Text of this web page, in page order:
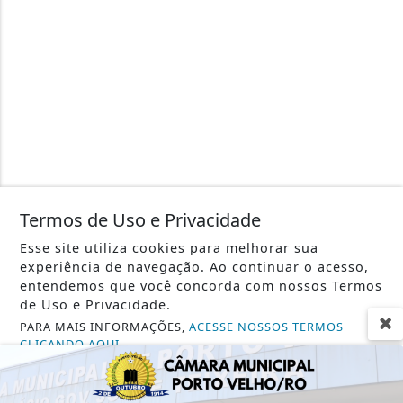
Termos de Uso e Privacidade
Esse site utiliza cookies para melhorar sua
experiência de navegação. Ao continuar o acesso,
entendemos que você concorda com nossos Termos
de Uso e Privacidade.
PARA MAIS INFORMAÇÕES,ACESSE NOSSOS TERMOS
CLICANDO AQUI
PROSSEGUIR